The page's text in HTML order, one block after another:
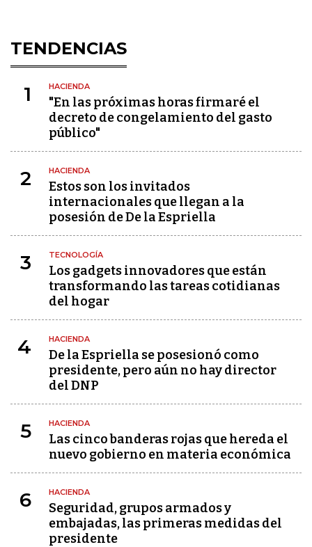
TENDENCIAS
1 HACIENDA
"En las próximas horas firmaré el
decreto de congelamiento del gasto
público"
2 HACIENDA
Estos son los invitados
internacionales que llegan a la
posesión de De la Espriella
3 TECNOLOGÍA
Los gadgets innovadores que están
transformando las tareas cotidianas
del hogar
4 HACIENDA
De la Espriella se posesionó como
presidente, pero aún no hay director
del DNP
5 HACIENDA
Las cinco banderas rojas que hereda el
nuevo gobierno en materia económica
6 HACIENDA
Seguridad, grupos armados y
embajadas, las primeras medidas del
presidente